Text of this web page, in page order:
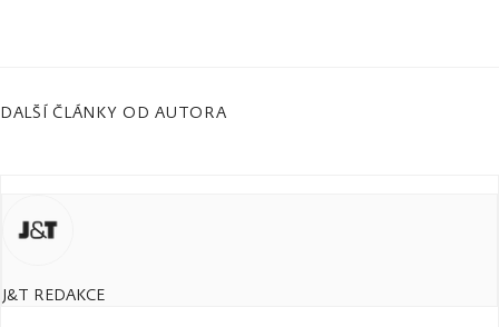
DALŠÍ ČLÁNKY OD AUTORA
J&T REDAKCE